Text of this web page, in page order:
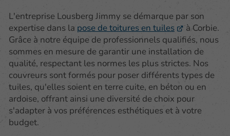
L'entreprise Lousberg Jimmy se démarque par son
expertise dans la pose de toitures en tuiles
à Corbie.
Grâce à notre équipe de professionnels qualifiés, nous
sommes en mesure de garantir une installation de
qualité, respectant les normes les plus strictes. Nos
couvreurs sont formés pour poser différents types de
tuiles, qu'elles soient en terre cuite, en béton ou en
ardoise, offrant ainsi une diversité de choix pour
s'adapter à vos préférences esthétiques et à votre
budget.